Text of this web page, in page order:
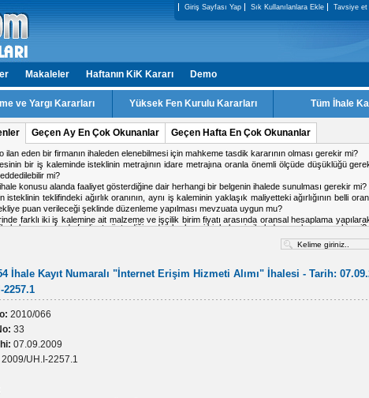
Giriş Sayfası Yap Sık Kullanılanlara Ekle Tavsiye et
Makaleler Haftanın KiK Kararı Demo
ve Yargı Kararları Yüksek Fen Kurulu Kararları Tüm İhale
Geçen Ay En Çok Okunanlar Geçen Hafta En Çok Okunanlar
konusu alanda faaliyet gösterdiğine dair herhangi bir belgenin ihalede sunulması gerekir mi?
iki firmadan birinin doküman indirmiş olduğu IP adresinden diğer firmanın da teklif
işin tamamlandığı tarih ile kabul tarihi aynı tarih olabilir mi?
kararı için karşı oy kullanan üyeler gerekçesini yazması gerekir mi?
ihalesinde, kesin teminat süresinin 2 yıl olarak belirlenmesi mevzuata uygun mu?
çalışma yapacak personel için teklif c?etvelinde ayrı satır açılabilir mi
İhale Kayıt Numaralı "İnternet Erişim Hizmeti Alımı" İhalesi - Tarih:
2257.1
2010/066
33
07.09.2009
2009/UH.I-2257.1